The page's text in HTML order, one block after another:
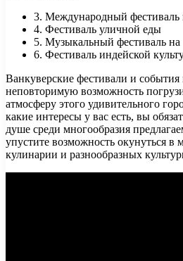
3. Международный фестиваль
4. Фестиваль уличной еды
5. Музыкальный фестиваль на
6. Фестиваль индейской
Ванкуверские фестивали и события
неповторимую возможность
атмосферу этого удивительного
какие интересы у вас есть, вы
душе среди многообразия
упустите возможность окунуться в
кулинарии и разнообразных